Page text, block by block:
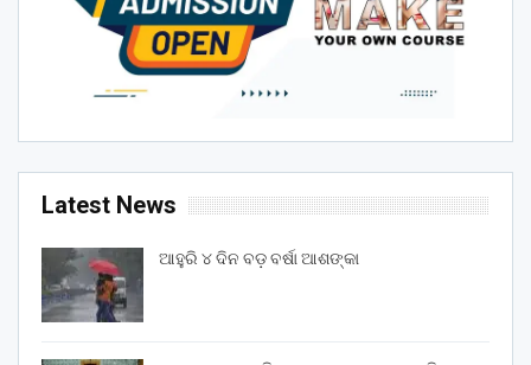
Latest News
ଆହୁରି ୪ ଦିନ ବଡ଼ ବର୍ଷା ଆଶଙ୍କା